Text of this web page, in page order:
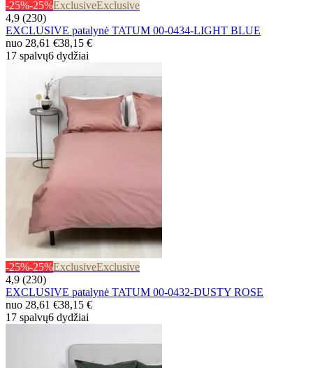
-25%-25%ExclusiveExclusive
4,9 (230)
EXCLUSIVE patalynė TATUM 00-0434-LIGHT BLUE
nuo 28,61 €38,15 €
17 spalvų6 dydžiai
-25%-25%ExclusiveExclusive
4,9 (230)
EXCLUSIVE patalynė TATUM 00-0432-DUSTY ROSE
nuo 28,61 €38,15 €
17 spalvų6 dydžiai